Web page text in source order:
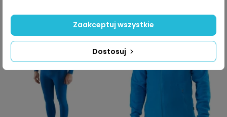
-40%
Dostosuj
Zaakceptuj wszystkie